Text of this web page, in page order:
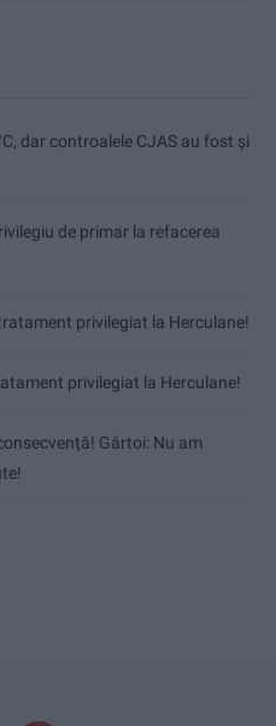
dar controalele CJAS au fost și
de primar la refacerea
privilegiat la Herculane!
privilegiat la Herculane!
Gârtoi: Nu am